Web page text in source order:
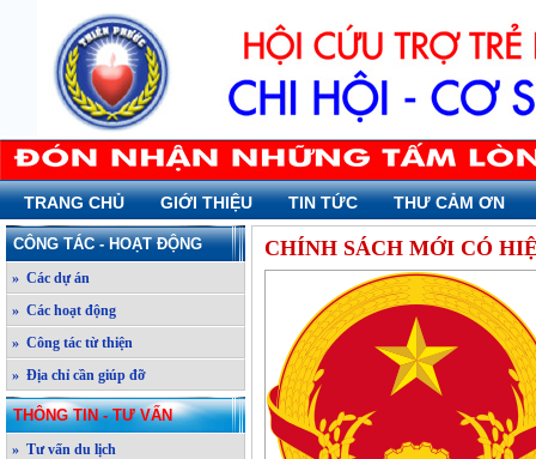
TRANG CHỦ GIỚI THIỆU TIN TỨC THƯ CẢM ƠN
CÔNG TÁC - HOẠT ĐỘNG
» Các dự án
» Các hoạt động
» Công tác từ thiện
» Địa chỉ cần giúp đỡ
THÔNG TIN - TƯ VẤN
» Tư vấn du lịch
CHÍNH SÁCH MỚI CÓ